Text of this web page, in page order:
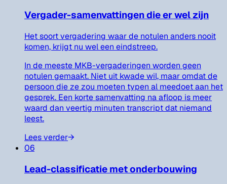
Vergader-samenvattingen die er wel zijn
Het soort vergadering waar de notulen anders nooit
komen, krijgt nu wel een eindstreep.
In de meeste MKB-vergaderingen worden geen
notulen gemaakt. Niet uit kwade wil, maar omdat de
persoon die ze zou moeten typen al meedoet aan het
gesprek. Een korte samenvatting na afloop is meer
waard dan veertig minuten transcript dat niemand
leest.
Lees verder→
06
Lead-classificatie met onderbouwing